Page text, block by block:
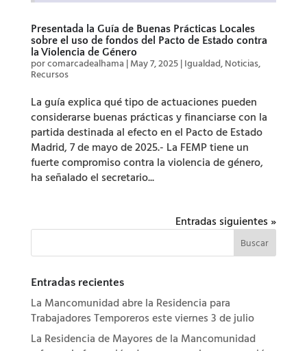
Presentada la Guía de Buenas Prácticas Locales
sobre el uso de fondos del Pacto de Estado contra
la Violencia de Género
porcomarcadealhama | May 7, 2025| Igualdad, Noticias,
Recursos
La guía explica qué tipo de actuaciones pueden
considerarse buenas prácticas y financiarse con la
partida destinada al efecto en el Pacto de Estado
Madrid, 7 de mayo de 2025.- La FEMP tiene un
fuerte compromiso contra la violencia de género,
ha señalado el secretario...
Entradas siguientes »
Entradas recientes
La Mancomunidad abre la Residencia para
Trabajadores Temporeros este viernes 3 de julio
La Residencia de Mayores de la Mancomunidad